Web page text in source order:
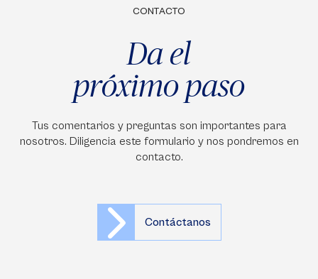
CONTACTO
Da el
próximo paso
Tus comentarios y preguntas son importantes para
nosotros. Diligencia este formulario y nos pondremos en
contacto.
Contáctanos